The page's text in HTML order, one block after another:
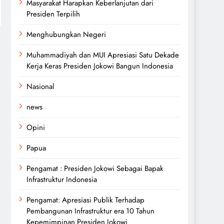
Masyarakat Harapkan Keberlanjutan dari
Presiden Terpilih
Menghubungkan Negeri
Muhammadiyah dan MUI Apresiasi Satu Dekade
Kerja Keras Presiden Jokowi Bangun Indonesia
Nasional
news
Opini
Papua
Pengamat : Presiden Jokowi Sebagai Bapak
Infrastruktur Indonesia
Pengamat: Apresiasi Publik Terhadap
Pembangunan Infrastruktur era 10 Tahun